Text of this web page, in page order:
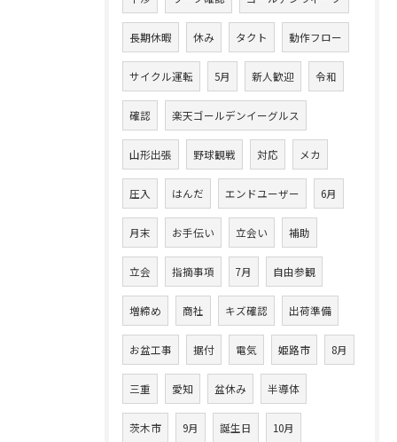
長期休暇 休み タクト 動作フロー
サイクル運転 5月 新人歓迎 令和
確認 楽天ゴールデンイーグルス
山形出張 野球観戦 対応 メカ
圧入 はんだ エンドユーザー 6月
月末 お手伝い 立会い 補助
立会 指摘事項 7月 自由参観
増締め 商社 キズ確認 出荷準備
お盆工事 据付 電気 姫路市 8月
三重 愛知 盆休み 半導体
茨木市 9月 誕生日 10月